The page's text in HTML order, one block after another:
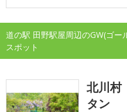
道の駅 田野駅屋周辺のGW(ゴ
スポット
北川村
タン